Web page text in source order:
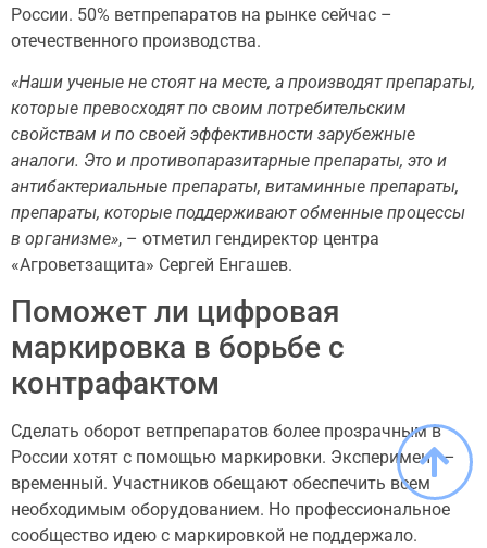
России. 50% ветпрепаратов на рынке сейчас –
отечественного производства.
«Наши ученые не стоят на месте, а производят препараты,
которые превосходят по своим потребительским
свойствам и по своей эффективности зарубежные
аналоги. Это и противопаразитарные препараты, это и
антибактериальные препараты, витаминные препараты,
препараты, которые поддерживают обменные процессы
в организме», – отметил гендиректор центра
«Агроветзащита» Сергей Енгашев.
Поможет ли цифровая
маркировка в борьбе с
контрафактом
Сделать оборот ветпрепаратов более прозрачным в
России хотят с помощью маркировки. Эксперимент –
временный. Участников обещают обеспечить всем
необходимым оборудованием. Но профессиональное
сообщество идею с маркировкой не поддержало.